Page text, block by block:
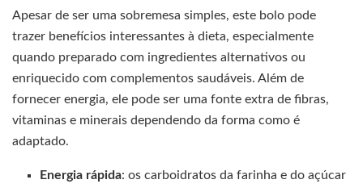
Apesar de ser uma sobremesa simples, este bolo pode
trazer benefícios interessantes à dieta, especialmente
quando preparado com ingredientes alternativos ou
enriquecido com complementos saudáveis. Além de
fornecer energia, ele pode ser uma fonte extra de fibras,
vitaminas e minerais dependendo da forma como é
adaptado.
Energia rápida: os carboidratos da farinha e do açúcar